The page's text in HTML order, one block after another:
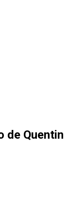
de Quentin